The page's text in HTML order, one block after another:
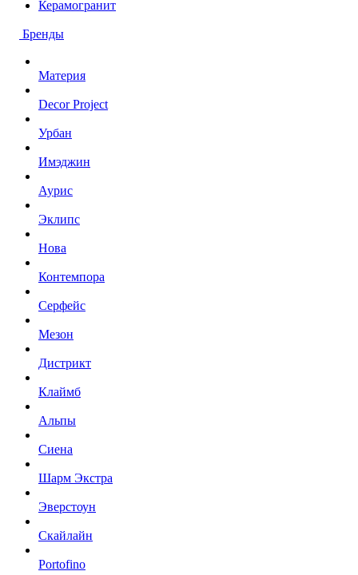
Керамогранит
Бренды
Материя
Decor Project
Урбан
Имэджин
Аурис
Эклипс
Нова
Контемпора
Серфейс
Мезон
Дистрикт
Клаймб
Альпы
Сиена
Шарм Экстра
Эверстоун
Скайлайн
Portofino